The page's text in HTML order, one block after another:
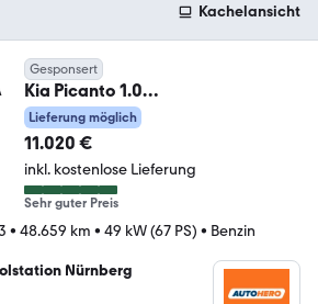
Kachelansicht
Gesponsert
Kia Picanto 1.0
Vision*SHZ*KLIMA*GARANTIE*
Lieferung möglich
11.020 €
inkl. kostenlose Lieferung
Sehr guter Preis
• 48.659 km • 49 kW (67 PS) • Benzin
Nürnberg